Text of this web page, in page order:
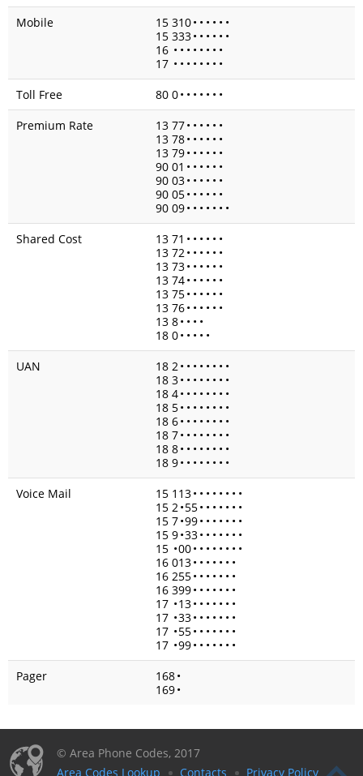
Mobile
15 310• • • • • •
15 333• • • • • •
16 • • • • • • • •
17 • • • • • • • •
Toll Free
80 0• • • • • • •
Premium Rate
13 77• • • • • •
13 78• • • • • •
13 79• • • • • •
90 01 • • • • • •
90 03• • • • • •
90 05• • • • • •
90 09• • • • • • •
Shared Cost
13 71 • • • • • •
13 72• • • • • •
13 73• • • • • •
13 74• • • • • •
13 75• • • • • •
13 76• • • • • •
13 8• • • •
18 0• • • • •
UAN
18 2• • • • • • • •
18 3• • • • • • • •
18 4• • • • • • • •
18 5• • • • • • • •
18 6• • • • • • • •
18 7• • • • • • • •
18 8• • • • • • • •
18 9• • • • • • • •
Voice Mail
15 113• • • • • • • •
15 2•55• • • • • • •
15 7•99• • • • • • •
15 9•33• • • • • • •
15 •00• • • • • • • •
16 013• • • • • • •
16 255• • • • • • •
16 399• • • • • • •
17 •13• • • • • • •
17 •33• • • • • • •
17 •55• • • • • • •
17 •99• • • • • • •
Pager
168•
169•
© Area Phone Codes, 2017
Area Codes Lookup
Contacts Privacy Policy